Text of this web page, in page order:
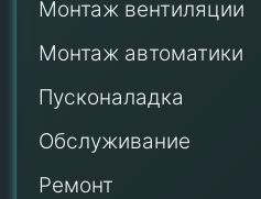
Монтаж вентиляции
Монтаж автоматики
Пусконаладка
Обслуживание
Ремонт